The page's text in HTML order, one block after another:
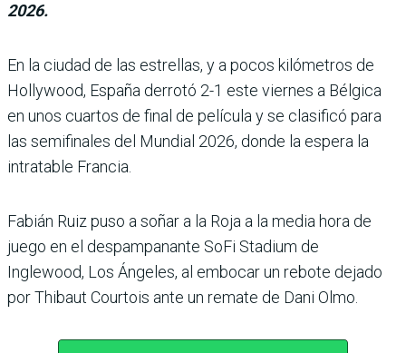
2026.
En la ciudad de las estre­llas, y a pocos kilóme­tros de
Hollywood, España derrotó 2-1 este vier­nes a Bélgica
en unos cuar­tos de final de película y se clasificó para
las semifinales del Mundial 2026, donde la espera la
intratable Francia.
Fabián Ruiz puso a soñar a la Roja a la media hora de
juego en el despampanante SoFi Stadium de
Inglewood, Los Ángeles, al embocar un rebote dejado
por Thibaut Courtois ante un remate de Dani Olmo.